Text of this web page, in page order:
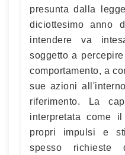
presunta dalla
diciottesimo anno
intendere va
soggetto a
comportamento, a
sue azioni
riferimento. La
interpretata come
propri impulsi e
spesso richieste